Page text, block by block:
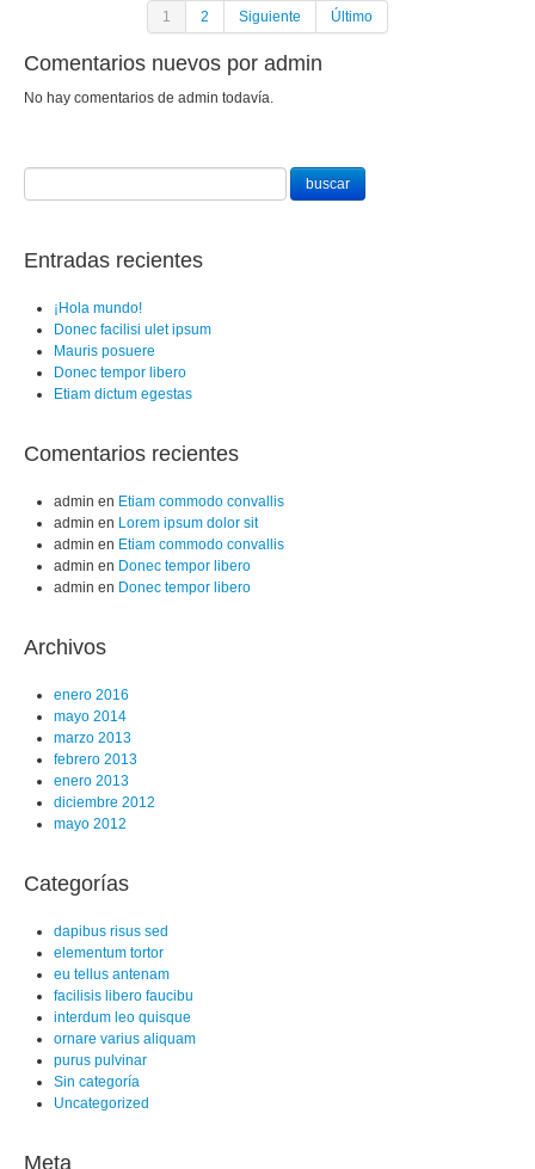
1 2 Siguiente Último
Comentarios nuevos por admin
No hay comentarios de admin todavía.
Entradas recientes
¡Hola mundo!
Donec facilisi ulet ipsum
Mauris posuere
Donec tempor libero
Etiam dictum egestas
Comentarios recientes
admin en Etiam commodo convallis
admin en Lorem ipsum dolor sit
admin en Etiam commodo convallis
admin en Donec tempor libero
admin en Donec tempor libero
Archivos
enero 2016
mayo 2014
marzo 2013
febrero 2013
enero 2013
diciembre 2012
mayo 2012
Categorías
dapibus risus sed
elementum tortor
eu tellus antenam
facilisis libero faucibu
interdum leo quisque
ornare varius aliquam
purus pulvinar
Sin categoría
Uncategorized
Meta